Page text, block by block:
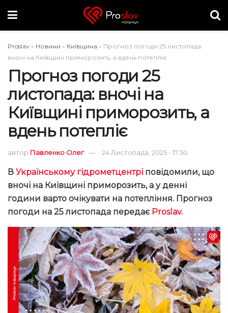
Proslav » Новини » Київщина » Прогноз погоди 25 листопада:
вночі на Київщині приморозить, а вдень потепліє
Прогноз погоди 25
листопада: вночі на
Київщині приморозить, а
вдень потепліє
автор Павленко Олег 24 Листопада, 2025 - 17:50
В Українському гідрометцентрі повідомили, що
вночі на Київщині приморозить, а у денні
години варто очікувати на потепління. Прогноз
погоди на 25 листопада передає Proslav.